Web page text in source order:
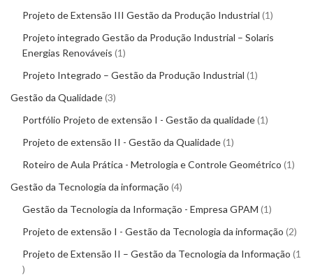
Projeto de Extensão III Gestão da Produção Industrial 1
Projeto integrado Gestão da Produção Industrial – Solaris
Energias Renováveis 1
Projeto Integrado – Gestão da Produção Industrial 1
Gestão da Qualidade 3
Portfólio Projeto de extensão I - Gestão da qualidade 1
Projeto de extensão II - Gestão da Qualidade 1
Roteiro de Aula Prática - Metrologia e Controle Geométrico 1
Gestão da Tecnologia da informação 4
Gestão da Tecnologia da Informação - Empresa GPAM 1
Projeto de extensão I - Gestão da Tecnologia da informação 2
Projeto de Extensão II – Gestão da Tecnologia da Informação 1